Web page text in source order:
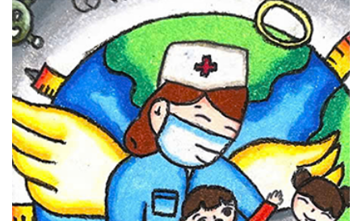
Nghiên cứu Phát triển Xã
hội_ISDS)